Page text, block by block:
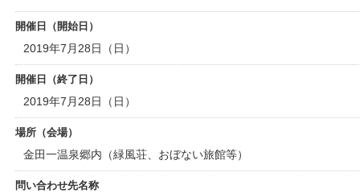
開催日（開始日）
2019年7月28日（日）
開催日（終了日）
2019年7月28日（日）
場所（会場）
金田一温泉郷内（緑風荘、おぼない旅館等）
問い合わせ先名称